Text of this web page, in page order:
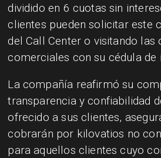
dividido en 6 cuotas sin
clientes pueden solicitar este
del Call Center o visitando las
comerciales con su cédula de
La compañía reafirmó su
transparencia y confiabilidad
ofrecido a sus clientes,
cobrarán por kilovatios no
para aquellos clientes cuyo